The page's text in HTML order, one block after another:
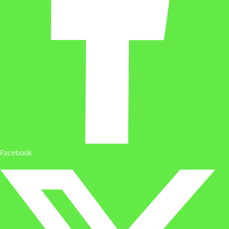
Facebook